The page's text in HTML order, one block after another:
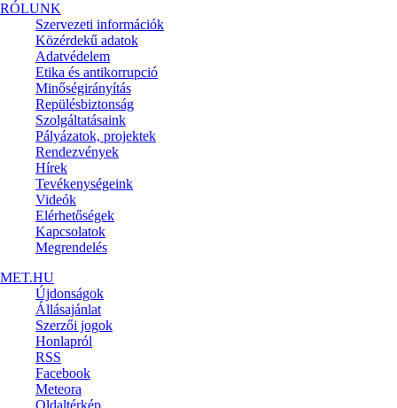
RÓLUNK
Szervezeti információk
Közérdekű adatok
Adatvédelem
Etika és antikorrupció
Minőségirányítás
Repülésbiztonság
Szolgáltatásaink
Pályázatok, projektek
Rendezvények
Hírek
Tevékenységeink
Videók
Elérhetőségek
Kapcsolatok
Megrendelés
MET.HU
Újdonságok
Állásajánlat
Szerzői jogok
Honlapról
RSS
Facebook
Meteora
Oldaltérkép